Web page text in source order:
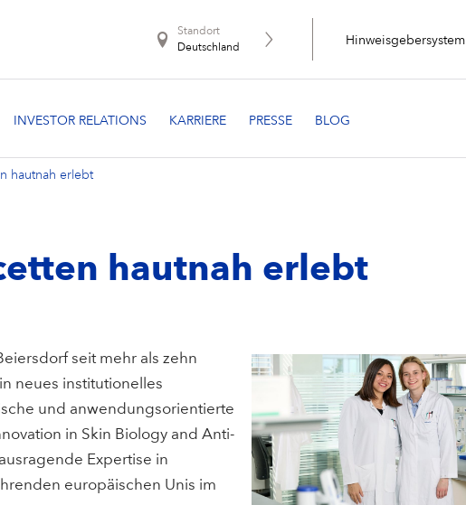
Standort
Deutschland
Hinweisgebersystem
hautnah erlebt
hautnah erlebt
seit mehr als zehn
neues institutionelles
und anwendungsorientierte
in Skin Biology and Anti-
Expertise in
europäischen Unis im